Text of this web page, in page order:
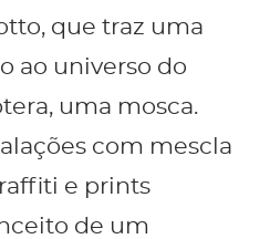
que traz uma
ao universo do
uma mosca.
com mescla
e prints
de um